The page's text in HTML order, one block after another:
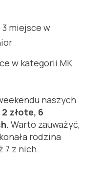
3 miejsce w
w kategorii MK
naszych
złote, 6
. Warto zauważyć,
rodzina
7 z nich.